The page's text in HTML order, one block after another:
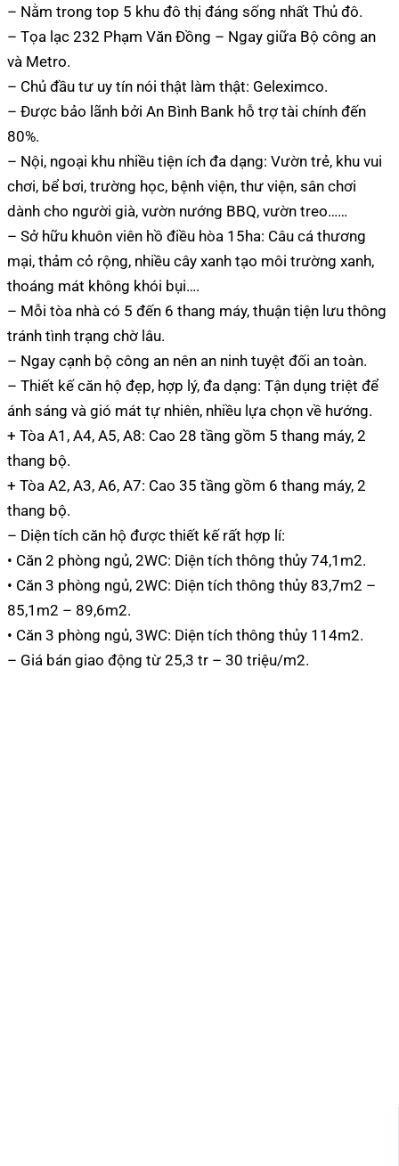
– Nằm trong top 5 khu đô thị đáng sống nhất Thủ đô.
– Tọa lạc 232 Phạm Văn Đồng – Ngay giữa Bộ công an
và Metro.
– Chủ đầu tư uy tín nói thật làm thật: Geleximco.
– Được bảo lãnh bởi An Bình Bank hỗ trợ tài chính đến
80%.
– Nội, ngoại khu nhiều tiện ích đa dạng: Vườn trẻ, khu vui
chơi, bể bơi, trường học, bệnh viện, thư viện, sân chơi
dành cho người già, vườn nướng BBQ, vườn treo……
– Sở hữu khuôn viên hồ điều hòa 15ha: Câu cá thương
mại, thảm cỏ rộng, nhiều cây xanh tạo môi trường xanh,
thoáng mát không khói bụi….
– Mỗi tòa nhà có 5 đến 6 thang máy, thuận tiện lưu thông
tránh tình trạng chờ lâu.
– Ngay cạnh bộ công an nên an ninh tuyệt đối an toàn.
– Thiết kế căn hộ đẹp, hợp lý, đa dạng: Tận dụng triệt để
ánh sáng và gió mát tự nhiên, nhiều lựa chọn về hướng.
+ Tòa A1, A4, A5, A8: Cao 28 tầng gồm 5 thang máy, 2
thang bộ.
+ Tòa A2, A3, A6, A7: Cao 35 tầng gồm 6 thang máy, 2
thang bộ.
– Diện tích căn hộ được thiết kế rất hợp lí:
• Căn 2 phòng ngủ, 2WC: Diện tích thông thủy 74,1m2.
• Căn 3 phòng ngủ, 2WC: Diện tích thông thủy 83,7m2 –
85,1m2 – 89,6m2.
• Căn 3 phòng ngủ, 3WC: Diện tích thông thủy 114m2.
– Giá bán giao động từ 25,3 tr – 30 triệu/m2.